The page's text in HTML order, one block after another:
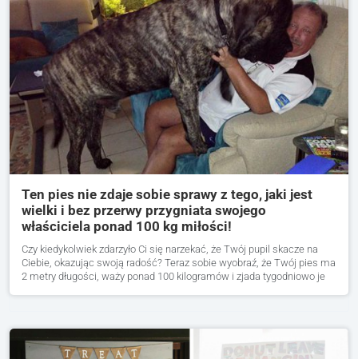
Ten pies nie zdaje sobie sprawy z tego, jaki jest
wielki i bez przerwy przygniata swojego
właściciela ponad 100 kg miłości!
Czy kiedykolwiek zdarzyło Ci się narzekać, że Twój pupil skacze na
Ciebie, okazując swoją radość? Teraz sobie wyobraź, że Twój pies ma
2 metry długości, waży ponad 100 kilogramów i zjada tygodniowo je